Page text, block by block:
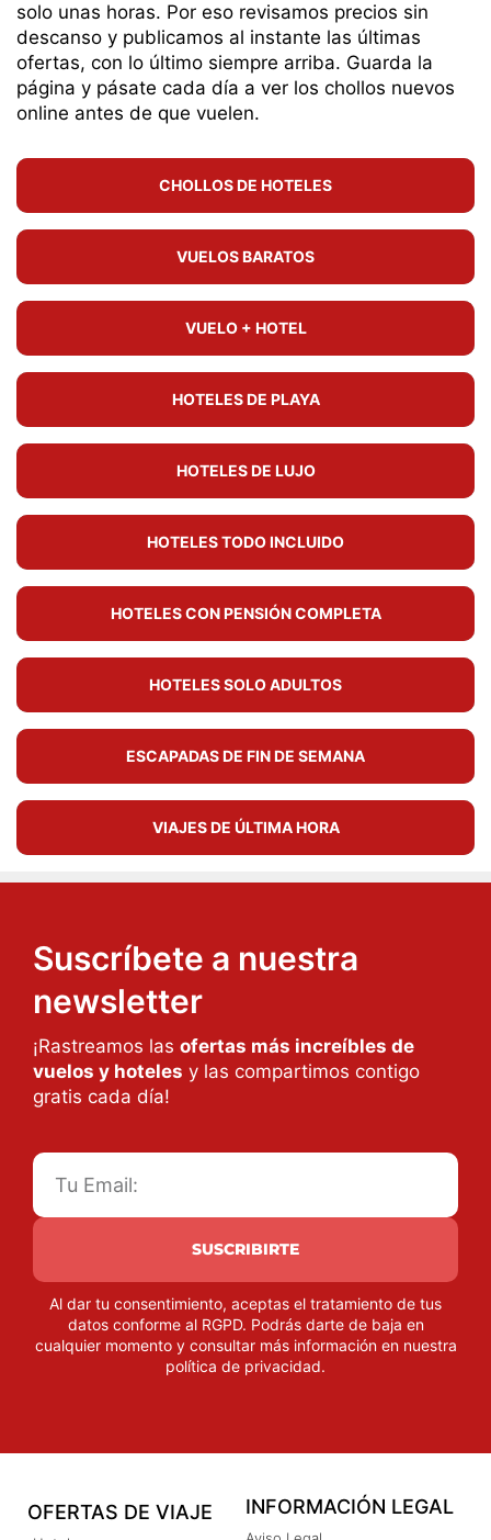
solo unas horas. Por eso revisamos precios sin
descanso y publicamos al instante las últimas
ofertas, con lo último siempre arriba. Guarda la
página y pásate cada día a ver los chollos nuevos
online antes de que vuelen.
CHOLLOS DE HOTELES
VUELOS BARATOS
VUELO + HOTEL
HOTELES DE PLAYA
HOTELES DE LUJO
HOTELES TODO INCLUIDO
HOTELES CON PENSIÓN COMPLETA
HOTELES SOLO ADULTOS
ESCAPADAS DE FIN DE SEMANA
VIAJES DE ÚLTIMA HORA
Suscríbete a nuestra
newsletter
¡Rastreamos las ofertas más increíbles de
vuelos y hoteles y las compartimos contigo
gratis cada día!
SUSCRIBIRTE
Al dar tu consentimiento, aceptas el tratamiento de tus
datos conforme al RGPD. Podrás darte de baja en
cualquier momento y consultar más información en nuestra
política de privacidad.
OFERTAS DE VIAJE INFORMACIÓN LEGAL